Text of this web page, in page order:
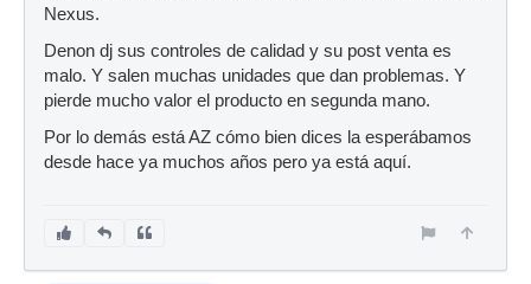
Nexus.
Denon dj sus controles de calidad y su post venta es
malo. Y salen muchas unidades que dan problemas. Y
pierde mucho valor el producto en segunda mano.
Por lo demás está AZ cómo bien dices la esperábamos
desde hace ya muchos años pero ya está aquí.